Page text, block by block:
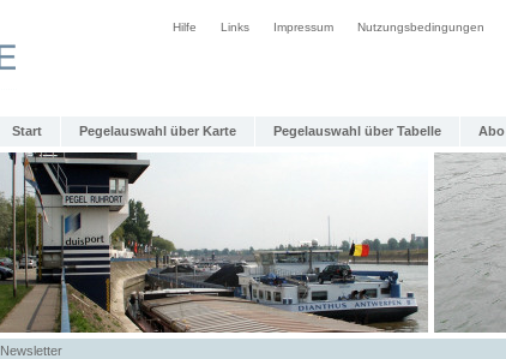
Hilfe Links Impressum Nutzungsbedingungen
Start Pegelauswahl über Karte Pegelauswahl über Tabelle Abo
Newsletter